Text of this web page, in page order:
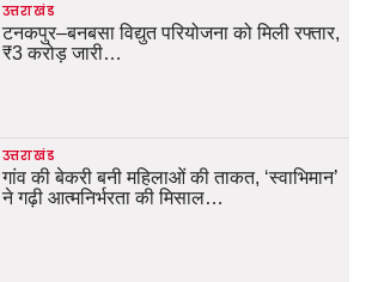
उत्तराखंड
टनकपुर–बनबसा विद्युत परियोजना को मिली रफ्तार,
₹3 करोड़ जारी…
उत्तराखंड
गांव की बेकरी बनी महिलाओं की ताकत, ‘स्वाभिमान’
ने गढ़ी आत्मनिर्भरता की मिसाल…